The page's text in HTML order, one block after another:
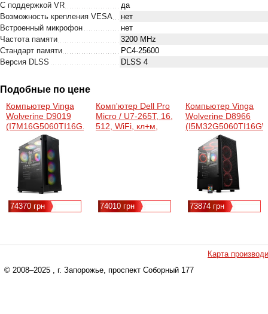
С поддержкой VR
да
Возможность крепления VESA
нет
Встроенный микрофон
нет
Частота памяти
3200 MHz
Стандарт памяти
PC4-25600
Версия DLSS
DLSS 4
Подобные по цене
Компьютер Vinga
Wolverine D9019
(I7M16G5060TI16G.D9019)
74370 грн
Комп'ютер Dell Pro
Micro / U7-265T, 16,
512, WiFi, кл+м,
Intel Q870, GPU -
Wi-Fi
74010 грн
Компьютер Vinga
Wolverine D8966
73874 грн
Карта
© 2008–2025 , г. Запорожье, проспект Соборный 177